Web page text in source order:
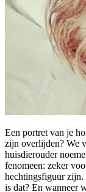
Een portret van je
zijn overlijden? We
huisdierouder
fenomeen: zeker
hechtingsfiguur zijn.
is dat? En wanneer